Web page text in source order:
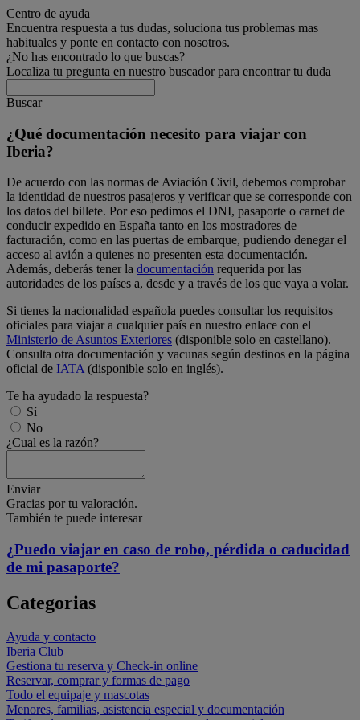
Centro de ayuda
Encuentra respuesta a tus dudas, soluciona tus problemas mas
habituales y ponte en contacto con nosotros.
¿No has encontrado lo que buscas?
Localiza tu pregunta en nuestro buscador para encontrar tu duda
Buscar
¿Qué documentación necesito para viajar con
Iberia?
De acuerdo con las normas de Aviación Civil, debemos comprobar
la identidad de nuestros pasajeros y verificar que se corresponde con
los datos del billete. Por eso pedimos el DNI, pasaporte o carnet de
conducir expedido en España tanto en los mostradores de
facturación, como en las puertas de embarque, pudiendo denegar el
acceso al avión a quienes no presenten esta documentación.
Además, deberás tener la documentación requerida por las
autoridades de los países a, desde y a través de los que vaya a volar.
Si tienes la nacionalidad española puedes consultar los requisitos
oficiales para viajar a cualquier país en nuestro enlace con el
Ministerio de Asuntos Exteriores (disponible solo en castellano).
Consulta otra documentación y vacunas según destinos en la página
oficial de IATA(disponible solo en inglés).
Te ha ayudado la respuesta?
Sí
No
¿Cual es la razón?
Enviar
Gracias por tu valoración.
También te puede interesar
¿Puedo viajar en caso de robo, pérdida o caducidad
de mi pasaporte?
Categorias
Ayuda y contacto
Iberia Club
Gestiona tu reserva y Check-in online
Reservar, comprar y formas de pago
Todo el equipaje y mascotas
Menores, familias, asistencia especial y documentación